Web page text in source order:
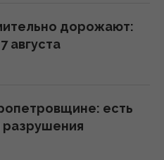
Украине военную
увеличении
с 1 сентября
дорожают:
августа
есть
разрушения